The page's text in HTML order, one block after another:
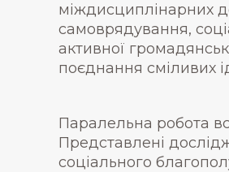
міждисциплінарних
самоврядування,
активної
поєднання сміливих
Паралельна робота
Представлені
соціального